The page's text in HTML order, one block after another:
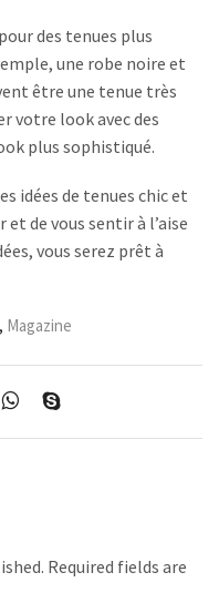
des tenues plus
une robe noire et
être une tenue très
votre look avec des
plus sophistiqué.
idées de tenues chic et
et de vous sentir à l’aise
vous serez prêt à
, Magazine
Required fields are